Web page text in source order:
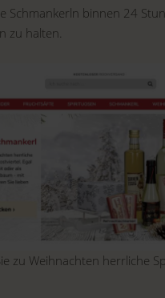
Schmankerln binnen 24
zu halten.
zu Weihnachten herrliche